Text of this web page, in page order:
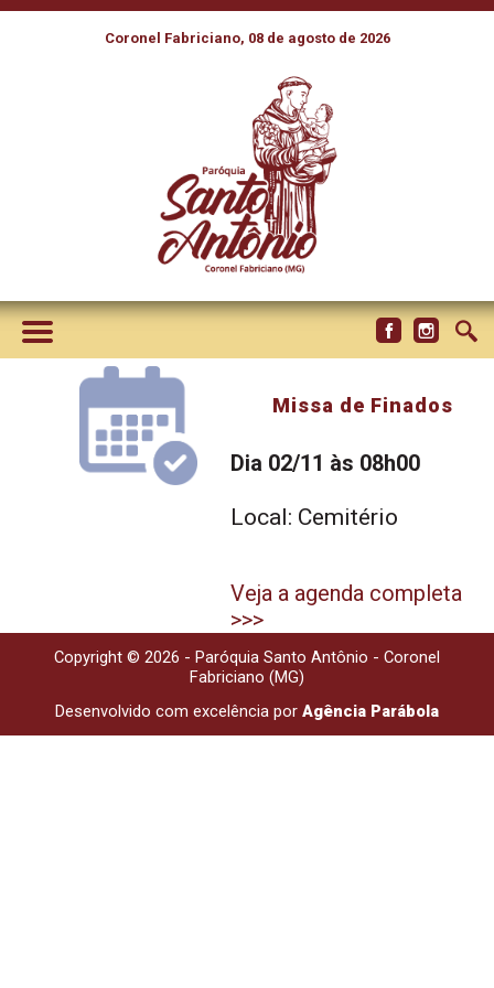
Coronel Fabriciano, 08 de agosto de 2026
Missa de Finados
Dia 02/11 às 08h00
Local: Cemitério
Veja a agenda completa
>>>
Copyright © 2026 - Paróquia Santo Antônio - Coronel
Fabriciano (MG)
Desenvolvido com excelência por Agência Parábola